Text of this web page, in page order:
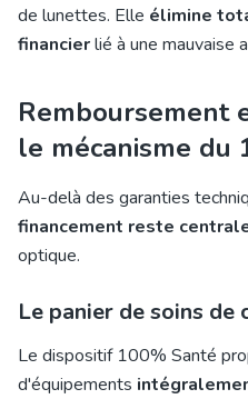
de lunettes. Elle élimine
financierlié à une mauvaise
Remboursement
le mécanisme du
Au-delà des garanties
financement reste
optique.
Le panier de soins de
Le dispositif 100% Santé
d'équipements